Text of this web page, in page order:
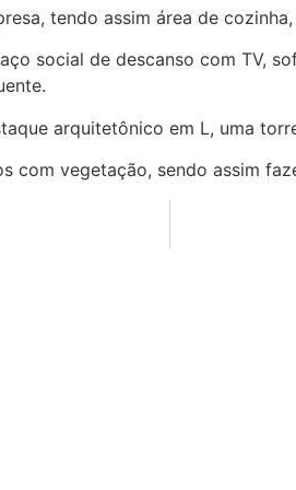
tendo assim área de
social de descanso com TV,
arquitetônico em L, uma
vegetação, sendo assim